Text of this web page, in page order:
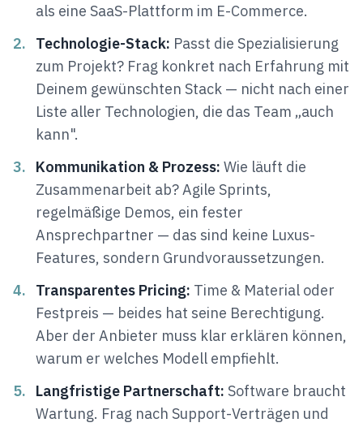
als eine SaaS-Plattform im E-Commerce.
2.
Technologie-Stack: Passt die Spezialisierung
zum Projekt? Frag konkret nach Erfahrung mit
Deinem gewünschten Stack — nicht nach einer
Liste aller Technologien, die das Team „auch
kann".
3.
Kommunikation & Prozess: Wie läuft die
Zusammenarbeit ab? Agile Sprints,
regelmäßige Demos, ein fester
Ansprechpartner — das sind keine Luxus-
Features, sondern Grundvoraussetzungen.
4.
Transparentes Pricing: Time & Material oder
Festpreis — beides hat seine Berechtigung.
Aber der Anbieter muss klar erklären können,
warum er welches Modell empfiehlt.
5.
Langfristige Partnerschaft: Software braucht
Wartung. Frag nach Support-Verträgen und